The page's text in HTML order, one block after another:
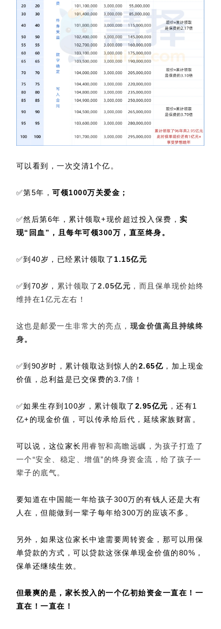
可以看到，一次交清1个亿。
✅第5年，可领1000万关爱金；
✅然后第6年，累计领取+现价超过投入保费，实
现“回血”，且每年可领300万，直至终身。
✅到40岁，已经累计领取了 1.15亿元
✅到 70岁， 累计领取了2.05亿元 ，而且保单现价始终
维持在1亿元左右！
这也是邮爱一生非常大的亮点， 现金价值高且持续终
身。
✅到90岁时，累计领取达到惊人的2.65亿 ，加上现金
价值，总利益是已交保费的3.7倍！
✅如果生存到100岁，累计领取了 2.95亿元 ，还有1
亿+的现金价值，可以传承给后代，延续家族财富。
可以说，这位家长 用睿智和高瞻远瞩，为孩子打造了
一个“安全、稳定、增值”的终身资金流，给了孩子一
辈子的底气。
要知道在中国能一年给孩子300万的有钱人还是大有
人在，但能做到一辈子每年给300万的应该不多。
另外，如果这位家长中途需要周转资金，那可以用保
单贷款的方式，可以贷款这张保单现金价值的80%，
保单还继续生效。
但最爽的是，家长投入的一个亿初始资金一直在！一
直在！一直在！